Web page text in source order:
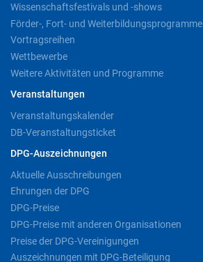
Wissenschaftsfestivals und -shows
Förder-, Fort- und Weiterbildungsprogramme
Vortragsreihen
Wettbewerbe
Weitere Aktivitäten und Programme
Veranstaltungen
Veranstaltungskalender
DB-Veranstaltungsticket
DPG-Auszeichnungen
Aktuelle Ausschreibungen
Ehrungen der DPG
DPG-Preise
DPG-Preise mit anderen Organisationen
Preise der DPG-Vereinigungen
Auszeichnungen mit DPG-Beteiligung